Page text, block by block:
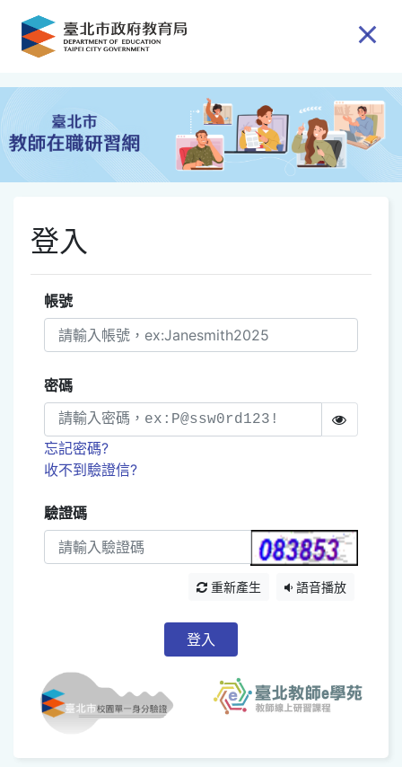
跳到主要內容
登入
帳號
密碼
忘記密碼?
收不到驗證信?
驗證碼
重新產生 語音播放
登入